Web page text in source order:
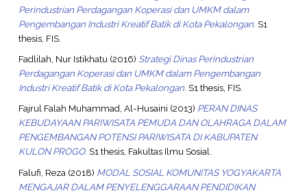
Perindustrian Perdagangan Koperasi dan UMKM dalam
Pengembangan Industri Kreatif Batik di Kota Pekalongan. S1
thesis, FIS.
Fadlilah, Nur Istikhatu (2016) Strategi Dinas Perindustrian
Perdagangan Koperasi dan UMKM dalam Pengembangan
Industri Kreatif Batik di Kota Pekalongan. S1 thesis, FIS.
Fajrul Falah Muhammad, Al-Husaini (2013) PERAN DINAS
KEBUDAYAAN PARIWISATA PEMUDA DAN OLAHRAGA DALAM
PENGEMBANGAN POTENSI PARIWISATA DI KABUPATEN
KULON PROGO. S1 thesis, Fakultas Ilmu Sosial.
Falufi, Reza (2018) MODAL SOSIAL KOMUNITAS YOGYAKARTA
MENGAJAR DALAM PENYELENGGARAAN PENDIDIKAN